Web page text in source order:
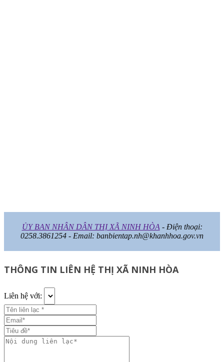
ỦY BAN NHÂN DÂN THỊ XÃ NINH HÒA - Điện thoại:
0258.3861254 - Email: banbientap.nh@khanhhoa.gov.vn
THÔNG TIN LIÊN HỆ THỊ XÃ NINH HÒA
Liên hệ với: